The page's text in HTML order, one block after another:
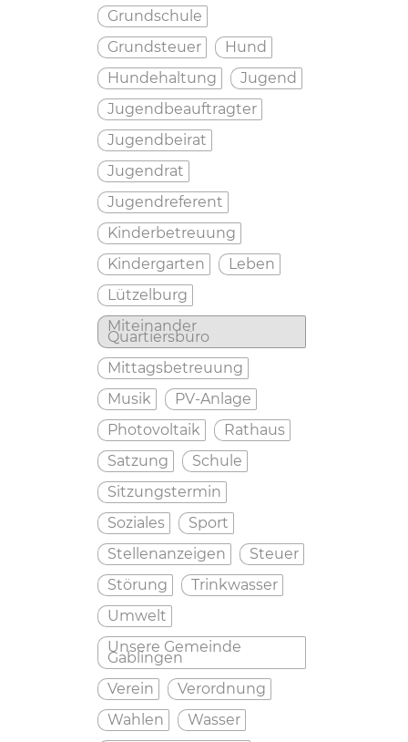
Grundschule
Grundsteuer
Hund
Hundehaltung
Jugend
Jugendbeauftragter
Jugendbeirat
Jugendrat
Jugendreferent
Kinderbetreuung
Kindergarten
Leben
Lützelburg
Miteinander
Quartiersbüro
Mittagsbetreuung
Musik
PV-Anlage
Photovoltaik
Rathaus
Satzung
Schule
Sitzungstermin
Soziales
Sport
Stellenanzeigen
Steuer
Störung
Trinkwasser
Umwelt
Unsere Gemeinde
Gablingen
Verein
Verordnung
Wahlen
Wasser